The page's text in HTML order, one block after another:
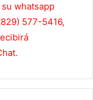
su whatsapp
577-5416,